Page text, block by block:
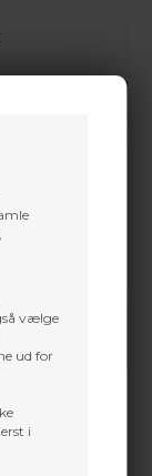
vælge
ud for
i